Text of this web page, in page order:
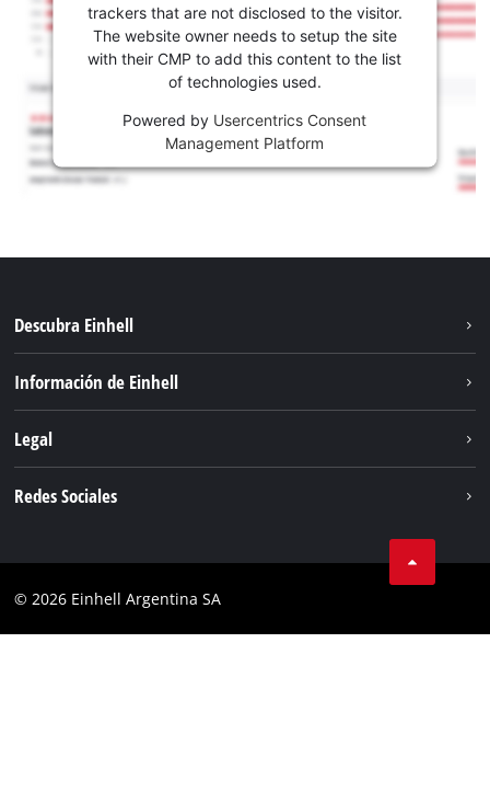
trackers that are not disclosed to the visitor.
The website owner needs to setup the site
with their CMP to add this content to the list
of technologies used.
Powered by Usercentrics Consent
Management Platform
Descubra Einhell
Servicio
Información de Einhell
Einhell global
Legal
Cumplimiento
Redes Sociales
Instagram
© 2026 Einhell Argentina SA